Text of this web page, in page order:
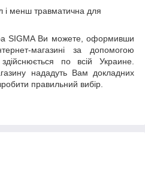
і менш травматична для
SIGMA Ви можете, оформивши
магазині за допомогою
по всій Украине.
нададуть Вам докладних
правильний вибір.